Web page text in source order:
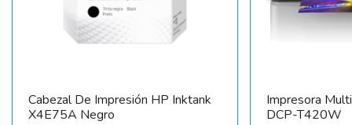
Cabezal De Impresión HP Inktank
X4E75A Negro
Impresora
DCP-T420W